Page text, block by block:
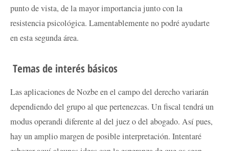
punto de vista, de la mayor importancia junto con la
resistencia psicológica. Lamentablemente no podré ayudarte
en esta segunda área.
Temas de interés básicos
Las aplicaciones de Nozbe en el campo del derecho variarán
dependiendo del grupo al que pertenezcas. Un fiscal tendrá un
modus operandi diferente al del juez o del abogado. Así pues,
hay un amplio margen de posible interpretación. Intentaré